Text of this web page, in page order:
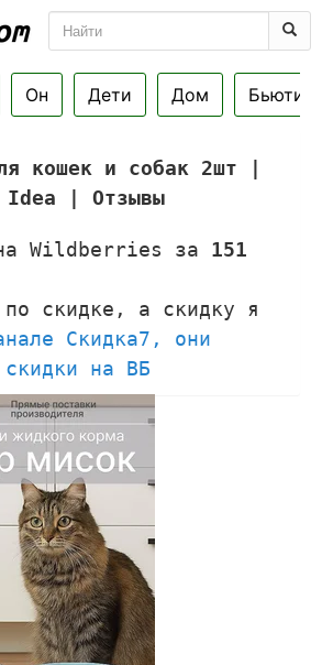
Он Дети Дом Бьюти
кошек и собак 2шт |
Idea | Отзывы
Wildberries за 151
по скидке, а скидку я
Скидка7, они
скидки на ВБ